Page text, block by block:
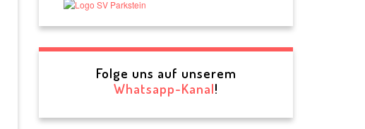
Folge uns auf unserem
Whatsapp-Kanal!